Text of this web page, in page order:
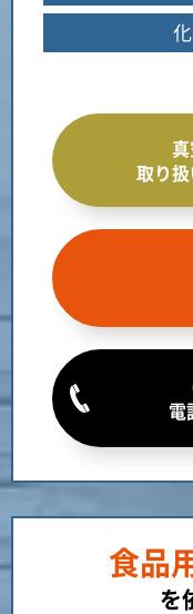
取り
電
食品
を